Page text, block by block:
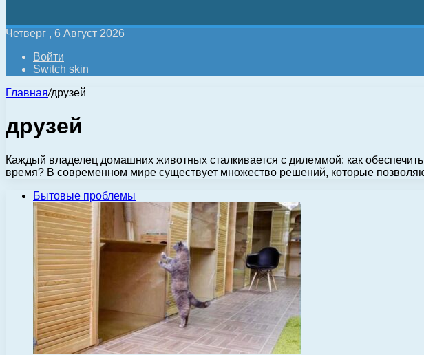
Четверг , 6 Август 2026
Войти
Switch skin
Главная/друзей
друзей
Каждый владелец домашних животных сталкивается с дилеммой: как
время? В современном мире существует множество решений, которые
Бытовые проблемы